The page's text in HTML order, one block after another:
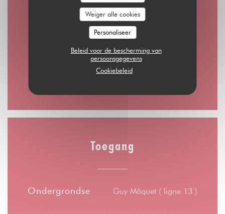
Weiger alle cookies
Personaliseer
Beleid voor de bescherming van
persoonsgegevens
Cookiebeleid
Zaterdag
10:00 - 02:00
Zondag
10:00 - 00:00
Toegang
Ondergrondse Guy Môquet ( ligne 13 )